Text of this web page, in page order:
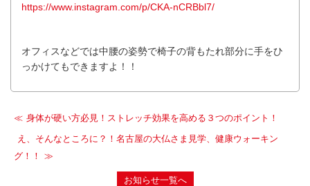
https://www.instagram.com/p/CKA-nCRBbl7/
オフィスなどでは中腰の姿勢で椅子の背もたれ部分に手をひ
っかけてもできますよ！！
身体が硬い方必見！ストレッチ効果を高める３つのポイント！
え、そんなところに？！名古屋の大仏さま見学、健康ウォーキン
グ！！
お知らせ一覧へ